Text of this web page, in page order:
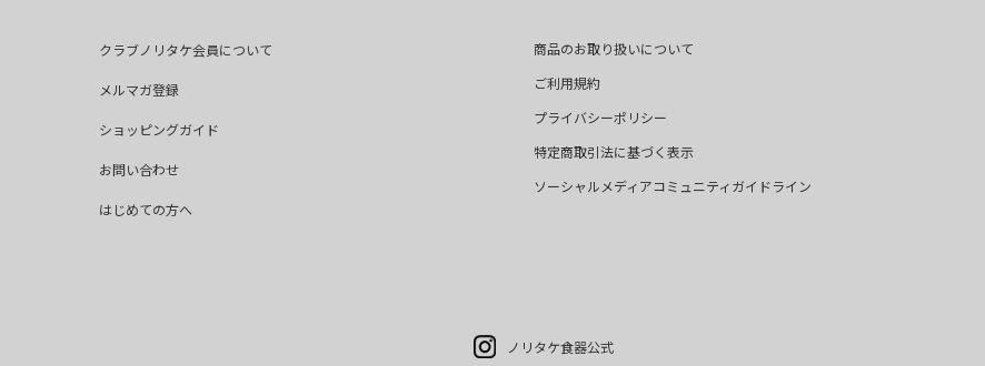
クラブノリタケ会員について
メルマガ登録
ショッピングガイド
お問い合わせ
はじめての方へ
商品のお取り扱いについて
ご利用規約
プライバシーポリシー
特定商取引法に基づく表示
ソーシャルメディアコミュニティガイドライン
ノリタケ食器公式